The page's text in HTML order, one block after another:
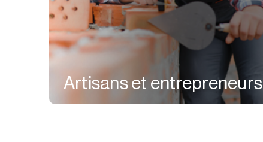
Artisans et entrepreneurs